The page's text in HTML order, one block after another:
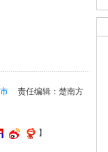
责任编辑：楚南方
】